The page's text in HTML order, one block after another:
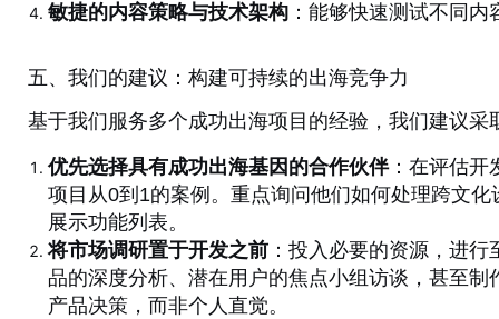
敏捷的内容策略与技术架构 ：能够快速测试不同
五、我们的建议：构建可持续的出海竞争力
基于我们服务多个成功出海项目的经验，我们建议采
优先选择具有成功出海基因的合作伙伴：在评估开
项目从0到1的案例。重点询问他们如何处理跨文
展示功能列表。
将市场调研置于开发之前 ：投入必要的资源，进
品的深度分析、潜在用户的焦点小组访谈，甚至
产品决策，而非个人直觉。